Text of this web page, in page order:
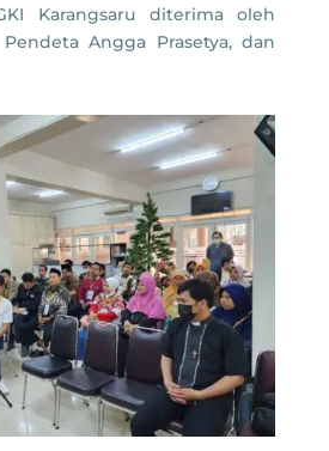
Karangsaru diterima oleh
Angga Prasetya, dan